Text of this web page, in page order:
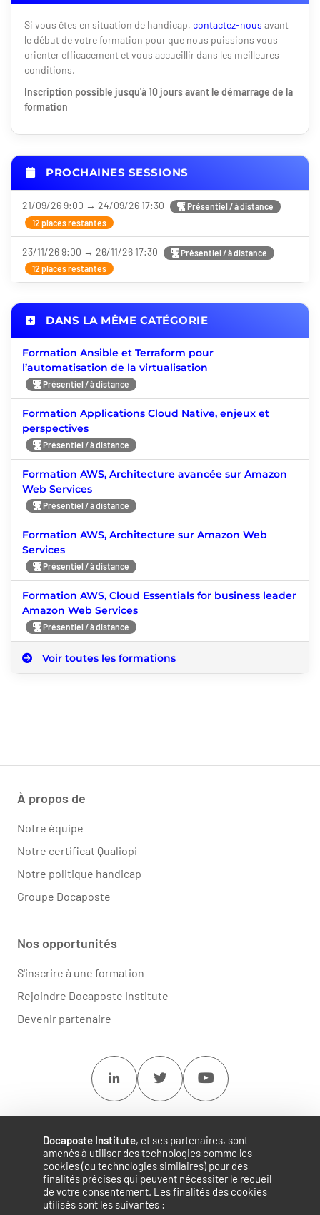
Docaposte Institute, et ses partenaires, sont
amenés à utiliser des technologies comme les
cookies (ou technologies similaires) pour des
finalités précises qui peuvent nécessiter le recueil
de votre consentement. Les finalités des cookies
utilisés sont les suivantes :
Si vous êtes en situation de handicap, contactez-nous avant
le début de votre formation pour que nous puissions vous
orienter efficacement et vous accueillir dans les meilleures
conditions.
Inscription possible jusqu'à 10 jours avant le démarrage de la
formation
PROCHAINES SESSIONS
21/09/26 9:00 → 24/09/26 17:30
Présentiel / à distance
12 places restantes
23/11/26 9:00 → 26/11/26 17:30
Présentiel / à distance
12 places restantes
DANS LA MÊME CATÉGORIE
Formation Ansible et Terraform pour
l’automatisation de la virtualisation
Présentiel / à distance
Formation Applications Cloud Native, enjeux et
perspectives
Présentiel / à distance
Formation AWS, Architecture avancée sur Amazon
Web Services
Présentiel / à distance
Formation AWS, Architecture sur Amazon Web
Services
Présentiel / à distance
Formation AWS, Cloud Essentials for business leader
Amazon Web Services
Présentiel / à distance
Voir toutes les formations
À propos de
Notre équipe
Notre certificat Qualiopi
Notre politique handicap
Groupe Docaposte
Nos opportunités
S'inscrire à une formation
Rejoindre Docaposte Institute
Devenir partenaire
Linkedin Twitter Youtube